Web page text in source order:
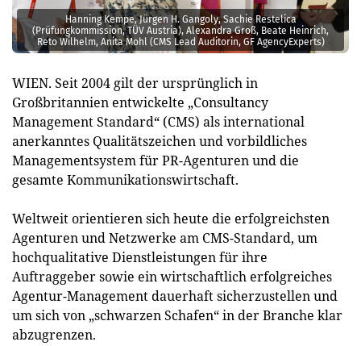
Hanning Kempe, Jürgen H. Gangoly, Sachie Restelica
(Prüfungkommission, TÜV Austria), Alexandra Groß, Beate Heinrich,
Reto Wilhelm, Anita Mohl (CMS Lead Auditorin, GF AgencyExperts)
WIEN. Seit 2004 gilt der ursprünglich in
Großbritannien entwickelte „Consultancy
Management Standard“ (CMS) als international
anerkanntes Qualitätszeichen und vorbildliches
Managementsystem für PR-Agenturen und die
gesamte Kommunikationswirtschaft.
Weltweit orientieren sich heute die erfolgreichsten
Agenturen und Netzwerke am CMS-Standard, um
hochqualitative Dienstleistungen für ihre
Auftraggeber sowie ein wirtschaftlich erfolgreiches
Agentur-Management dauerhaft sicherzustellen und
um sich von „schwarzen Schafen“ in der Branche klar
abzugrenzen.